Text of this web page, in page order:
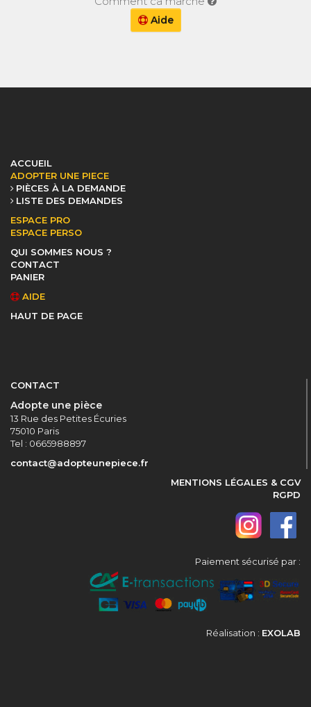
Aide
ACCUEIL
ADOPTER UNE PIECE
PIÈCES À LA DEMANDE
LISTE DES DEMANDES
ESPACE PRO
ESPACE PERSO
QUI SOMMES NOUS ?
CONTACT
PANIER
AIDE
HAUT DE PAGE
CONTACT
Adopte une pièce
13 Rue des Petites Écuries
75010 Paris
Tel : 0665988897
contact@adopteunepiece.fr
MENTIONS LÉGALES & CGV
RGPD
Paiement sécurisé par :
Réalisation : EXOLAB